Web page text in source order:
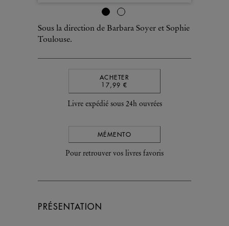
Sous la direction de Barbara Soyer et Sophie
Toulouse.
ACHETER
17,99 €
Livre expédié sous 24h ouvrées
MÉMENTO
Pour retrouver vos livres favoris
PRÉSENTATION